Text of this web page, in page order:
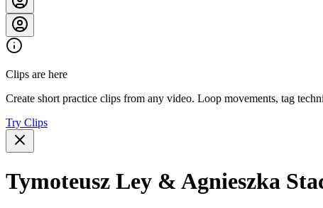
Clips are here
Create short practice clips from any video. Loop movements, tag
Try Clips
Tymoteusz Ley & Agnieszka